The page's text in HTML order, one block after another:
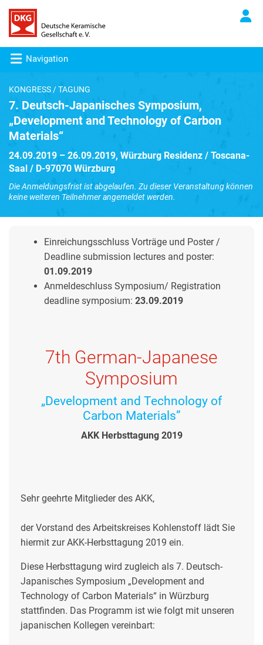
Navigation
KONGRESS / TAGUNG
7. Deutsch-Japanisches Symposium,
„Development and Technology of Carbon
Materials“
24.09.2019 – 26.09.2019, Würzburg Residenz / Toscana-
Saal / D-97070 Würzburg
Die Anmeldungsfrist ist abgelaufen. Zu dieser Veranstaltung können
keine weiteren Teilnehmer angemeldet werden.
Einreichungsschluss Vorträge und Poster /
Deadline submission lectures and poster:
01.09.2019
Anmeldeschluss Symposium/ Registration
deadline symposium: 23.09.2019
7th German-Japanese
Symposium
„Development and Technology of
Carbon Materials”
AKK Herbsttagung 2019
Sehr geehrte Mitglieder des AKK,
der Vorstand des Arbeitskreises Kohlenstoff lädt Sie
hiermit zur AKK-Herbsttagung 2019 ein.
Diese Herbsttagung wird zugleich als 7. Deutsch-
Japanisches Symposium „Development and
Technology of Carbon Materials“ in Würzburg
stattfinden. Das Programm ist wie folgt mit unseren
japanischen Kollegen vereinbart: